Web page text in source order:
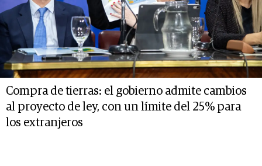
Compra de tierras: el gobierno admite cambios
al proyecto de ley, con un límite del 25% para
los extranjeros